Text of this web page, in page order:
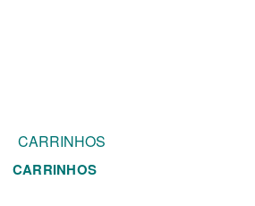
CARRINHOS